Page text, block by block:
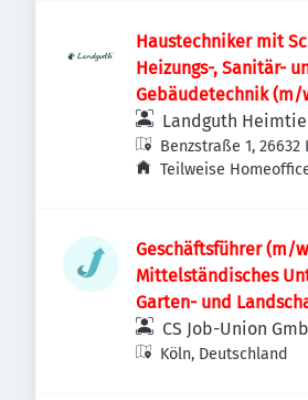
Haustechniker mit
Heizungs-, Sanitär-
Gebäudetechnik (m/
Landguth
Benzstraße 1,
Teilweise
Geschäftsführer (m/
Mittelständisches
Garten- und
CS Job-Union
Köln, Deutschland